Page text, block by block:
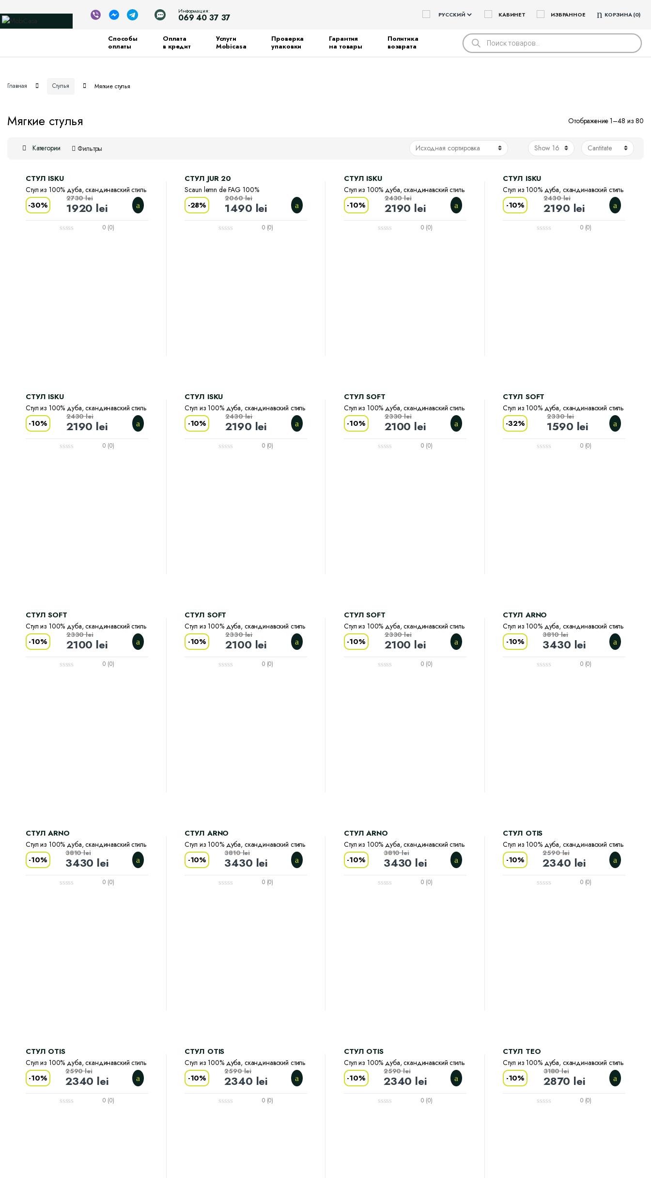
Информация:
069 40 37 37 КАБИНЕТ ИЗБРАННОЕ КОРЗИНА 0
Способы
оплаты
Оплата
в кредит
Услуги
Mobicasa
Проверка
упаковки
Гарантия
на товары
Политика
возврата
Поиск
товаров
Главная Стулья Мягкие стулья
Мягкие стулья Отображение 1–48 из 80
Категории Фильтры
CТУЛ ISKU
Стул из 100% дуба, скандинавский стиль
-30% 1920 lei
2730lei
0 (0)
CТУЛ JUR 20
Scaun lemn de FAG 100%
-28% 1490 lei
2060lei
0 (0)
CТУЛ ISKU
Стул из 100% дуба, скандинавский стиль
-10% 2190 lei
2430lei
0 (0)
CТУЛ ISKU
Стул из 100% дуба, скандинавский стиль
-10% 2190 lei
2430lei
0 (0)
CТУЛ ISKU
Стул из 100% дуба, скандинавский стиль
-10% 2190 lei
2430lei
0 (0)
CТУЛ ISKU
Стул из 100% дуба, скандинавский стиль
-10% 2190 lei
2430lei
0 (0)
CТУЛ SOFT
Стул из 100% дуба, скандинавский стиль
-10% 2100 lei
2330lei
0 (0)
CТУЛ SOFT
Стул из 100% дуба, скандинавский стиль
-32% 1590 lei
2330lei
0 (0)
CТУЛ SOFT
Стул из 100% дуба, скандинавский стиль
-10% 2100 lei
2330lei
0 (0)
CТУЛ SOFT
Стул из 100% дуба, скандинавский стиль
-10% 2100 lei
2330lei
0 (0)
CТУЛ SOFT
Стул из 100% дуба, скандинавский стиль
-10% 2100 lei
2330lei
0 (0)
CТУЛ ARNO
Стул из 100% дуба, скандинавский стиль
-10% 3430 lei
3810lei
0 (0)
CТУЛ ARNO
Стул из 100% дуба, скандинавский стиль
-10% 3430 lei
3810lei
0 (0)
CТУЛ ARNO
Стул из 100% дуба, скандинавский стиль
-10% 3430 lei
3810lei
0 (0)
CТУЛ ARNO
Стул из 100% дуба, скандинавский стиль
-10% 3430 lei
3810lei
0 (0)
CТУЛ OTIS
Стул из 100% дуба, скандинавский стиль
-10% 2340 lei
2590lei
0 (0)
CТУЛ OTIS
Стул из 100% дуба, скандинавский стиль
-10% 2340 lei
2590lei
0 (0)
CТУЛ OTIS
Стул из 100% дуба, скандинавский стиль
-10% 2340 lei
2590lei
0 (0)
CТУЛ OTIS
Стул из 100% дуба, скандинавский стиль
-10% 2340 lei
2590lei
0 (0)
CТУЛ TEO
Стул из 100% дуба, скандинавский стиль
-10% 2870 lei
3180lei
0 (0)